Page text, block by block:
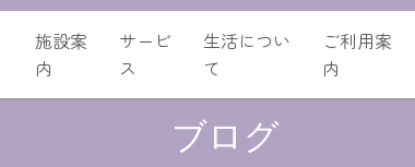
施設案
内
サービ
ス
生活につい
て
ご利用案
内
ブログ